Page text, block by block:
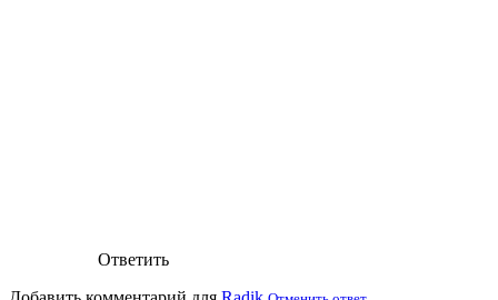
Ответить